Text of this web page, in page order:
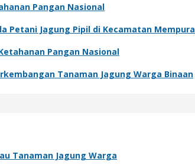
Pangan Nasional
Petani Jagung Pipil di Kecamatan Mempura
Pangan Nasional
Tanaman Jagung Warga Binaan
Tanaman Jagung Warga